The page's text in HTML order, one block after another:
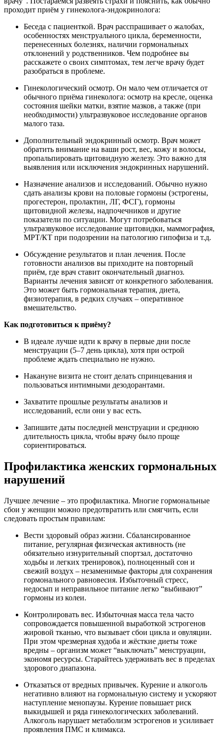
проходит приём у гинеколога-эндокринолога:
Беседа с пациенткой. Врач расспрашивает о жалобах,
особенностях менструального цикла, беременности,
перенесенных болезнях, наличии гормональных
отклонений у родственников. Чем подробнее вы
расскажете о своих симптомах, тем легче врачу будет
разобраться в проблеме.
Гинекологический осмотр. Он мало чем отличается от
обычного приёма гинеколога: осмотр на кресле, оценка
состояния шейки матки, взятие мазков, а также (при
необходимости) ультразвуковое исследование органов
малого таза.
Дополнительный эндокринный осмотр. Врач может
обратить внимание на ваши рост, вес, кожу и волосы,
пропальпировать щитовидную железу. Это важно для
выявления или исключения эндокринных нарушений.
Назначение анализов и исследований. Обычно нужно
сдать анализы крови на половые гормоны (эстрогены,
прогестерон, пролактин, ЛГ, ФСГ), гормоны
щитовидной железы, надпочечников и другие
показатели по ситуации. Могут потребоваться
ультразвуковое исследование щитовидки, маммография,
МРТ/КТ при подозрении на патологию гипофиза и т.д.
Обсуждение результатов и план лечения. После
готовности анализов вы приходите на повторный
приём, где врач ставит окончательный диагноз.
Варианты лечения зависят от конкретного заболевания.
Это может быть гормональная терапия, диета,
физиотерапия, в редких случаях – оперативное
вмешательство.
Как подготовиться к приёму?
В идеале лучше идти к врачу в первые дни после
менструации (5–7 день цикла), хотя при острой
проблеме ждать специально не нужно.
Накануне визита не стоит делать спринцевания и
пользоваться интимными дезодорантами.
Захватите прошлые результаты анализов и
исследований, если они у вас есть.
Запишите даты последней менструации и среднюю
длительность цикла, чтобы врачу было проще
сориентироваться.
Профилактика женских гормональных
нарушений
Лучшее лечение – это профилактика. Многие гормональные
сбои у женщин можно предотвратить или смягчить, если
следовать простым правилам:
Вести здоровый образ жизни. Сбалансированное
питание, регулярная физическая активность (не
обязательно изнурительный спортзал, достаточно
ходьбы и легких тренировок), полноценный сон и
свежий воздух – незаменимые факторы для сохранения
гормонального равновесия. Избыточный стресс,
недосып и неправильное питание легко “выбивают”
гормоны из колеи.
Контролировать вес. Избыточная масса тела часто
сопровождается повышенной выработкой эстрогенов
жировой тканью, что вызывает сбои цикла и овуляции.
При этом чрезмерная худоба и жёсткие диеты тоже
вредны – организм может “выключать” менструации,
экономя ресурсы. Старайтесь удерживать вес в пределах
здорового диапазона.
Отказаться от вредных привычек. Курение и алкоголь
негативно влияют на гормональную систему и ускоряют
наступление менопаузы. Курение повышает риск
выкидышей и ряда гинекологических заболеваний.
Алкоголь нарушает метаболизм эстрогенов и усиливает
проявления ПМС и климакса.